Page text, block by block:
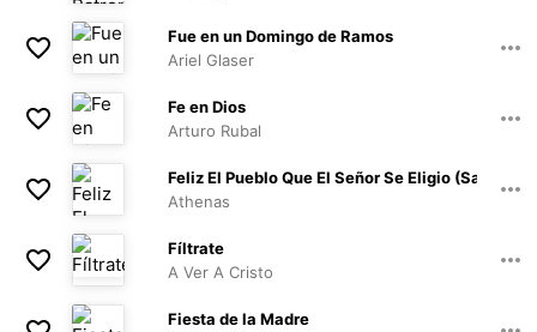
03:53
Fue en un Domingo de Ramos
Ariel Glaser
03:23
Fe en Dios
Arturo Rubal
03:08
Feliz El Pueblo Que El Señor Se Eligio (Salmo
Athenas
02:47
Fíltrate
A Ver A Cristo
02:04
Fiesta de la Madre